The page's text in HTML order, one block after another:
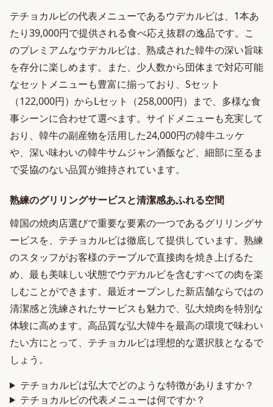
テチョカルビの代表メニューであるウデカルビは、1本あ
たり39,000円で提供される食べ応え抜群の逸品です。こ
のプレミアムなウデカルビは、熟成された韓牛の深い旨味
を存分に楽しめます。また、少人数から団体まで対応可能
なセットメニューも豊富に揃っており、Sセット
（122,000円）からLセット（258,000円）まで、多様な食
事シーンに合わせて選べます。サイドメニューも充実して
おり、韓牛の副産物を活用した24,000円の韓牛ユッケ
や、深い味わいの韓牛サムジャン酒飯など、細部に至るま
で妥協のない品質が維持されています。
熟練のグリリングサービスと清潔感あふれる空間
韓国の焼肉店選びで重要な要素の一つであるグリリングサ
ービスを、テチョカルビは徹底して提供しています。熟練
のスタッフがお客様のテーブルで直接肉を焼き上げるた
め、最も美味しい状態でウデカルビを含むすべての肉を楽
しむことができます。最近オープンした新店舗ならではの
清潔感と洗練されたサービスも魅力で、弘大焼肉を特別な
体験に高めます。高品質な弘大韓牛を最高の環境で味わい
たい方にとって、テチョカルビは理想的な選択肢となるで
しょう。
テチョカルビは弘大でどのような特徴がありますか？
テチョカルビの代表メニューは何ですか？